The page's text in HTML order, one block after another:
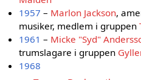
1957 – Marlon Jackson,
musiker, medlem i gruppen
1961 – Micke "Syd"
trumslagare i gruppen
1968